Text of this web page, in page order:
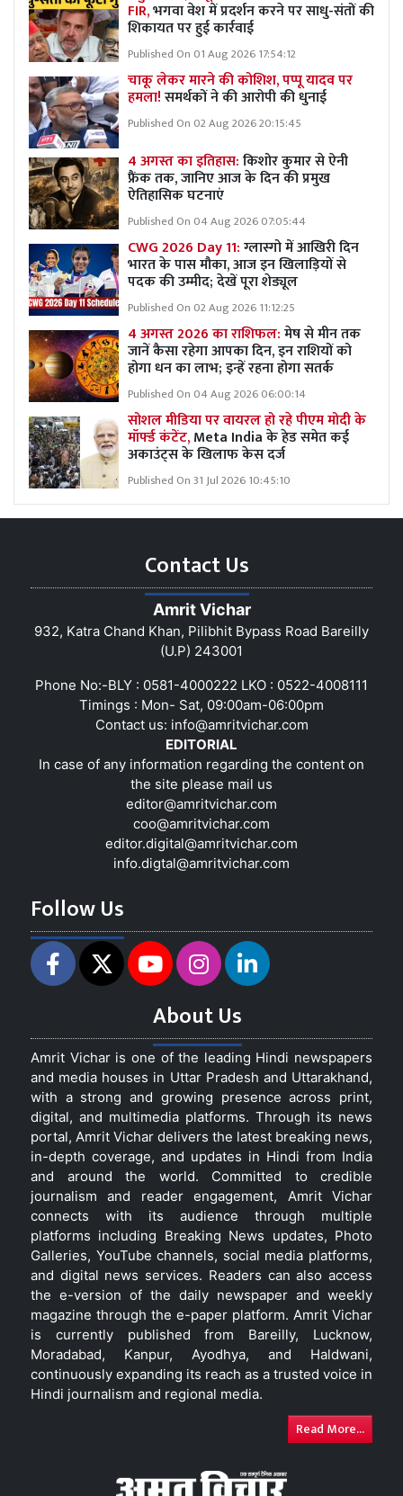
FIR,भगवा वेश में प्रदर्शन करने पर साधु-संतों की
शिकायत पर हुई कार्रवाई
Published On 01 Aug 2026 17:54:12
चाकू लेकर मारने की कोशिश, पप्पू यादव पर
हमला!समर्थकों ने की आरोपी की धुनाई
Published On 02 Aug 2026 20:15:45
4 अगस्त का इतिहास:किशोर कुमार से ऐनी
फ्रैंक तक, जानिए आज के दिन की प्रमुख
ऐतिहासिक घटनाएं
Published On 04 Aug 2026 07:05:44
CWG 2026 Day 11:ग्लास्गो में आखिरी दिन
भारत के पास मौका, आज इन खिलाड़ियों से
पदक की उम्मीद; देखें पूरा शेड्यूल
Published On 02 Aug 2026 11:12:25
4 अगस्त 2026 का राशिफल:मेष से मीन तक
जानें कैसा रहेगा आपका दिन, इन राशियों को
होगा धन का लाभ; इन्हें रहना होगा सतर्क
Published On 04 Aug 2026 06:00:14
सोशल मीडिया पर वायरल हो रहे पीएम मोदी के
मॉर्फ्ड कंटेंट,Meta India के हेड समेत कई
अकाउंट्स के खिलाफ केस दर्ज
Published On 31 Jul 2026 10:45:10
Contact Us
Amrit Vichar
932, Katra Chand Khan, Pilibhit Bypass Road Bareilly
(U.P) 243001
Phone No:-BLY : 0581-4000222 LKO : 0522-4008111
Timings : Mon- Sat, 09:00am-06:00pm
Contact us: info@amritvichar.com
EDITORIAL
In case of any information regarding the content on
the site please mail us
editor@amritvichar.com
coo@amritvichar.com
editor.digital@amritvichar.com
info.digtal@amritvichar.com
Follow Us
About Us
Amrit Vichar is one of the leading Hindi newspapers
and media houses in Uttar Pradesh and Uttarakhand,
with a strong and growing presence across print,
digital, and multimedia platforms. Through its news
portal, Amrit Vichar delivers the latest breaking news,
in-depth coverage, and updates in Hindi from India
and around the world. Committed to credible
journalism and reader engagement, Amrit Vichar
connects with its audience through multiple
platforms including Breaking News updates, Photo
Galleries, YouTube channels, social media platforms,
and digital news services. Readers can also access
the e-version of the daily newspaper and weekly
magazine through the e-paper platform. Amrit Vichar
is currently published from Bareilly, Lucknow,
Moradabad, Kanpur, Ayodhya, and Haldwani,
continuously expanding its reach as a trusted voice in
Hindi journalism and regional media.
Read More...